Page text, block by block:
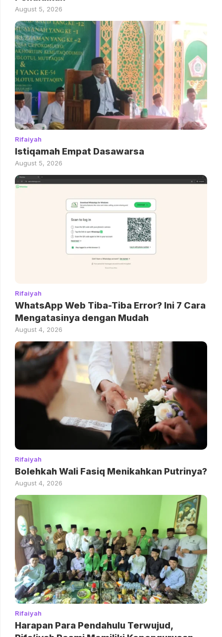
August 5, 2026
Rifaiyah
Istiqamah Empat Dasawarsa
August 5, 2026
Rifaiyah
WhatsApp Web Tiba-Tiba Error? Ini 7 Cara
Mengatasinya dengan Mudah
August 4, 2026
Rifaiyah
Bolehkah Wali Fasiq Menikahkan Putrinya?
August 4, 2026
Rifaiyah
Harapan Para Pendahulu Terwujud,